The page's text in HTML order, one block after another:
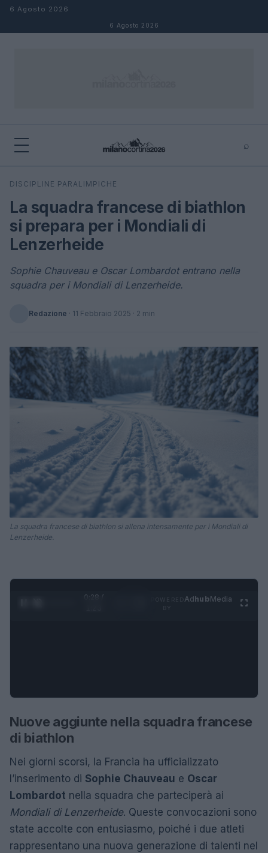
Salta al contenuto
6 Agosto 2026
6 Agosto 2026
⌕
Cerca
DISCIPLINE PARALIMPICHE
La squadra francese di biathlon
si prepara per i Mondiali di
Lenzerheide
Sophie Chauveau e Oscar Lombardot entrano nella
squadra per i Mondiali di Lenzerheide.
Redazione · 11 Febbraio 2025 · 2 min
La squadra francese di biathlon si allena intensamente per i Mondiali di
Lenzerheide.
0:28 /
AdhubMedia
Nuove aggiunte nella squadra francese
di biathlon
Nei giorni scorsi, la Francia ha ufficializzato
l’inserimento di Sophie Chauveau e Oscar
Lombardot nella squadra che parteciperà ai
Mondiali di Lenzerheide. Queste convocazioni sono
state accolte con entusiasmo, poiché i due atleti
rappresentano una nuova generazione di talenti nel